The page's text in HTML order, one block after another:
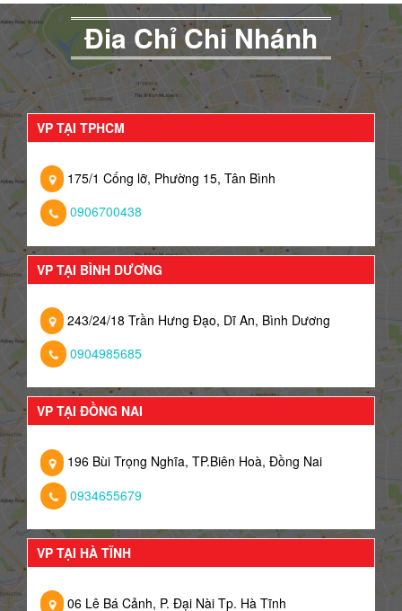
Đia Chỉ Chi Nhánh
VP TẠI TPHCM
175/1 Cống lỡ, Phường 15, Tân Bình
0906700438
VP TẠI BÌNH DƯƠNG
243/24/18 Trần Hưng Đạo, Dĩ An, Bình Dương
0904985685
VP TẠI ĐỒNG NAI
196 Bùi Trọng Nghĩa, TP.Biên Hoà, Đồng Nai
0934655679
VP TẠI HÀ TĨNH
06 Lê Bá Cảnh, P. Đại Nài Tp. Hà Tĩnh